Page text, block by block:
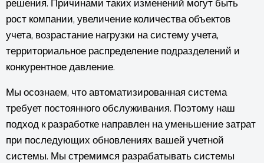
решения. Причинами таких изменений могут быть
рост компании, увеличение количества объектов
учета, возрастание нагрузки на систему учета,
территориальное распределение подразделений и
конкурентное давление.
Мы осознаем, что автоматизированная система
требует постоянного обслуживания. Поэтому наш
подход к разработке направлен на уменьшение затрат
при последующих обновлениях вашей учетной
системы. Мы стремимся разрабатывать системы